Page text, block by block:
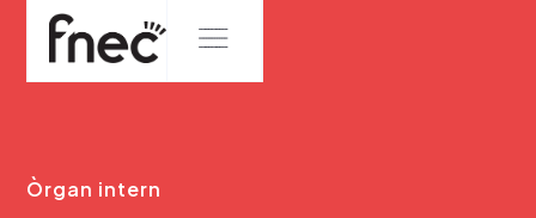
Òrgan intern